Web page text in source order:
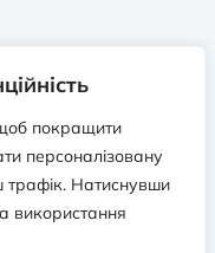
покращити
персоналізовану
трафік. Натиснувши
використання